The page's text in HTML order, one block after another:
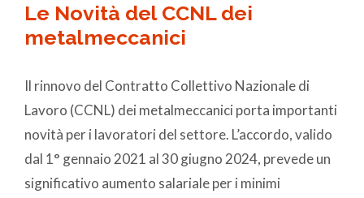
Le Novità del CCNL dei
metalmeccanici
Il rinnovo del Contratto Collettivo Nazionale di
Lavoro (CCNL) dei metalmeccanici porta importanti
novità per i lavoratori del settore. L’accordo, valido
dal 1° gennaio 2021 al 30 giugno 2024, prevede un
significativo aumento salariale per i minimi